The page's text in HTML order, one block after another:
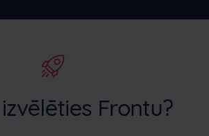
Frontu?